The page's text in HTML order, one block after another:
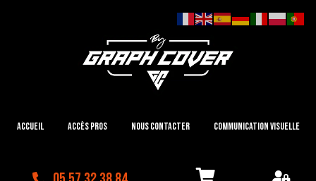
Accueil Accès Pros Nous contacter Communication visuelle